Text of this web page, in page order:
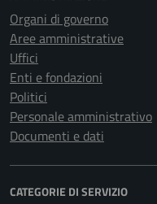
Organi di governo
Aree amministrative
Uffici
Enti e fondazioni
Politici
Personale amministrativo
Documenti e dati
CATEGORIE DI SERVIZIO